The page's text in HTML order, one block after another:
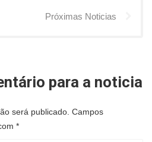
Próximas Noticias
para a noticia
será publicado. Campos
*